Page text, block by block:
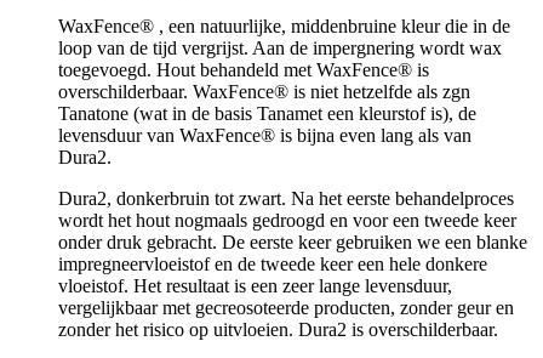
WaxFence® , een natuurlijke, middenbruine kleur die in de
loop van de tijd vergrijst. Aan de impergnering wordt wax
toegevoegd. Hout behandeld met WaxFence® is
overschilderbaar. WaxFence® is niet hetzelfde als zgn
Tanatone (wat in de basis Tanamet een kleurstof is), de
levensduur van WaxFence® is bijna even lang als van
Dura2.
Dura2, donkerbruin tot zwart. Na het eerste behandelproces
wordt het hout nogmaals gedroogd en voor een tweede keer
onder druk gebracht. De eerste keer gebruiken we een blanke
impregneervloeistof en de tweede keer een hele donkere
vloeistof. Het resultaat is een zeer lange levensduur,
vergelijkbaar met gecreosoteerde producten, zonder geur en
zonder het risico op uitvloeien. Dura2 is overschilderbaar.